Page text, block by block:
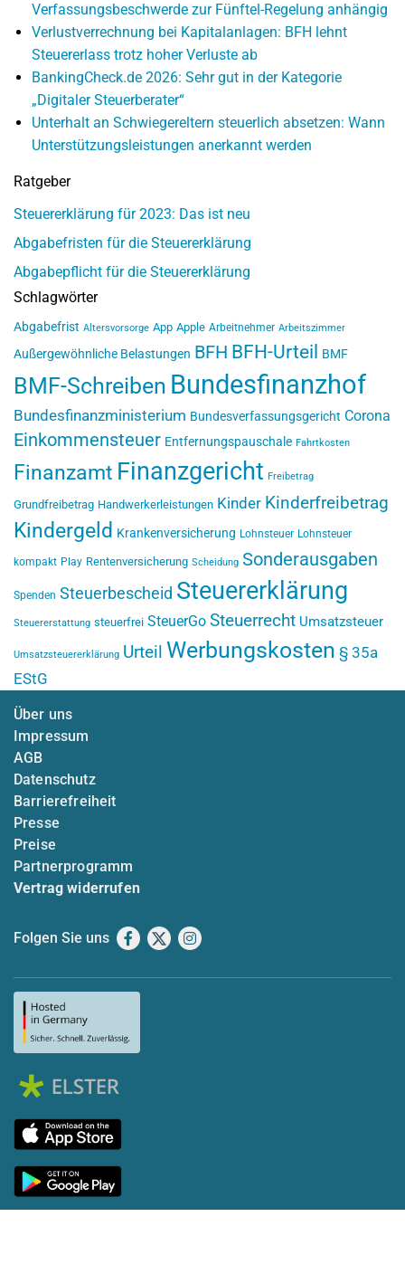
Verfassungsbeschwerde zur Fünftel-Regelung anhängig
Verlustverrechnung bei Kapitalanlagen: BFH lehnt
Steuererlass trotz hoher Verluste ab
BankingCheck.de 2026: Sehr gut in der Kategorie
„Digitaler Steuerberater“
Unterhalt an Schwiegereltern steuerlich absetzen: Wann
Unterstützungsleistungen anerkannt werden
Ratgeber
Steuererklärung für 2023: Das ist neu
Abgabefristen für die Steuererklärung
Abgabepflicht für die Steuererklärung
Schlagwörter
Abgabefrist Altersvorsorge App Apple Arbeitnehmer Arbeitszimmer
Außergewöhnliche Belastungen BFH BFH-Urteil BMF
BMF-Schreiben Bundesfinanzhof
Bundesfinanzministerium Bundesverfassungsgericht Corona
Einkommensteuer Entfernungspauschale Fahrtkosten
Finanzamt Finanzgericht Freibetrag
Grundfreibetrag Handwerkerleistungen Kinder Kinderfreibetrag
Kindergeld Krankenversicherung Lohnsteuer Lohnsteuer
kompakt Play Rentenversicherung Scheidung Sonderausgaben
Spenden Steuerbescheid Steuererklärung
Steuererstattung steuerfrei SteuerGo Steuerrecht Umsatzsteuer
Umsatzsteuererklärung Urteil Werbungskosten § 35a
EStG
Über uns
Impressum
AGB
Datenschutz
Barrierefreiheit
Presse
Preise
Partnerprogramm
Vertrag widerrufen
Folgen Sie uns Facebook
X Instagram